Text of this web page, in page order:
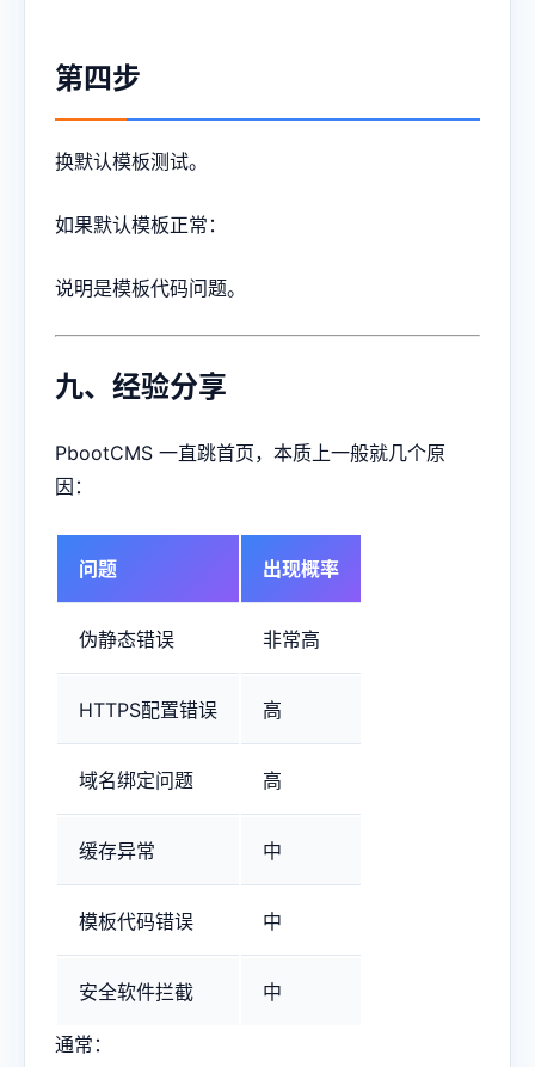
第四步
换默认模板测试。
如果默认模板正常：
说明是模板代码问题。
九、经验分享
PbootCMS 一直跳首页，本质上一般就几个原
因：
问题 出现概率
伪静态错误 非常高
HTTPS配置错误 高
域名绑定问题 高
缓存异常 中
模板代码错误 中
安全软件拦截 中
通常：